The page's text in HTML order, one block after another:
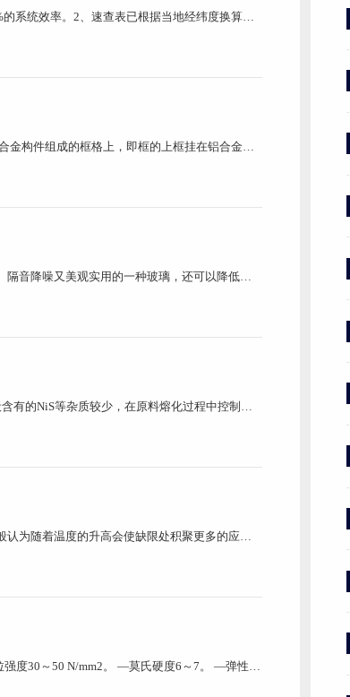
系统效率。2、速查表已根据当地经纬度换算出
金构件组成的框格上，即框的上框挂在铝合金框
音降噪又美观实用的一种玻璃，还可以降低建
有的NiS等杂质较少，在原料熔化过程中控制的
为随着温度的升高会使缺限处积聚更多的应变
度30～50 N/mm2。 —莫氏硬度6～7。 —弹性模